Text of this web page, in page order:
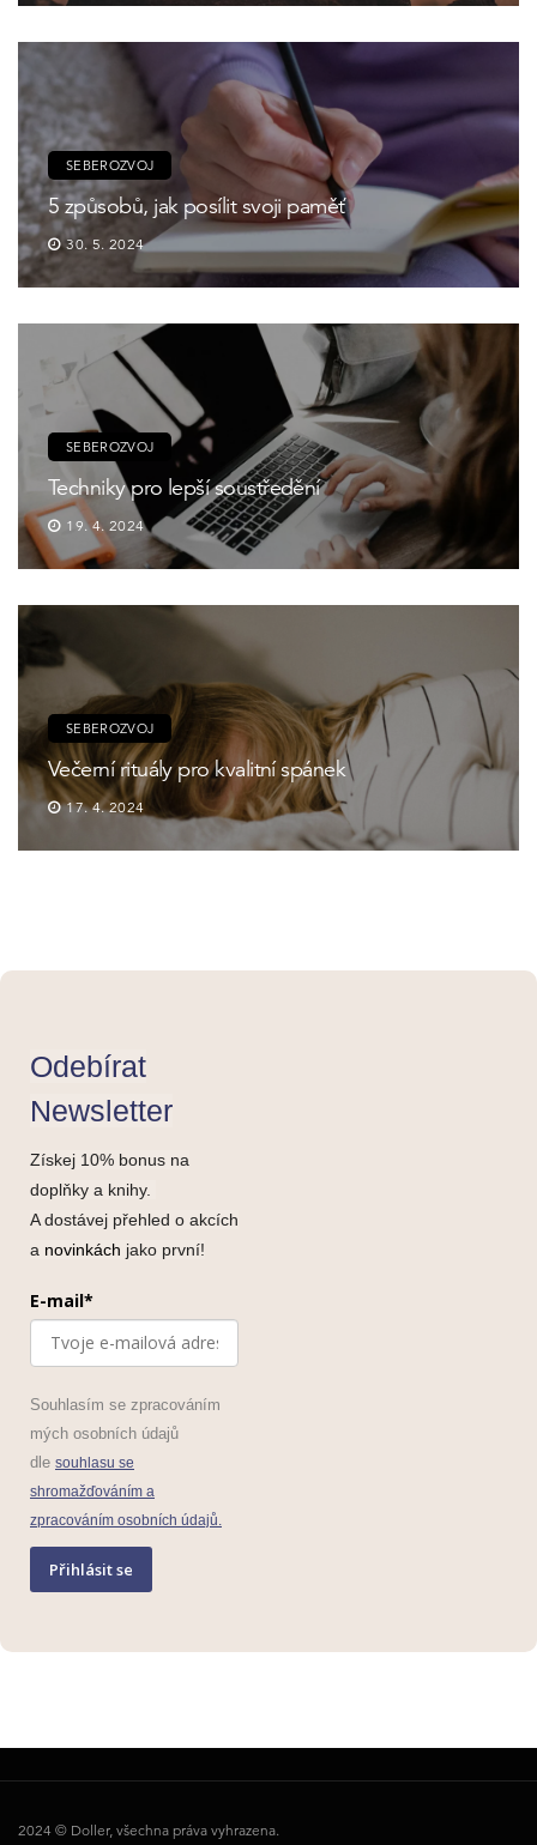
SEBEROZVOJ
5 způsobů, jak posílit svoji paměť
30. 5. 2024
SEBEROZVOJ
Techniky pro lepší soustředění
19. 4. 2024
SEBEROZVOJ
Večerní rituály pro kvalitní spánek
17. 4. 2024
Odebírat
Newsletter
Získej 10% bonus na
doplňky a knihy.
A dostávej přehled o akcích
a novinkách jako první!
E-mail*
Souhlasím se zpracováním
mých osobních údajů
dle souhlasu se
shromažďováním a
zpracováním osobních údajů.
Přihlásit se
2024 © Doller, všechna práva vyhrazena.